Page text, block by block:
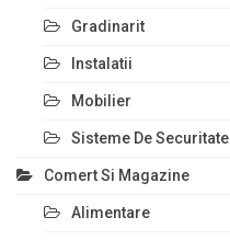
Gradinarit
Instalatii
Mobilier
Sisteme De Securitate
Comert Si Magazine
Alimentare